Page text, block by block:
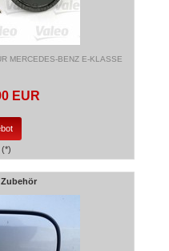
MERCEDES-BENZ E-KLASSE
EUR
(*)